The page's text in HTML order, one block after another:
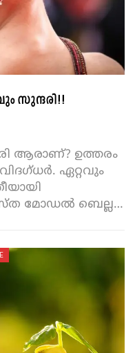
സുന്ദരി!!
ആരാണ്? ഉത്തരം
ഏറ്റവും
മോഡല്‍ ബെല്ല…